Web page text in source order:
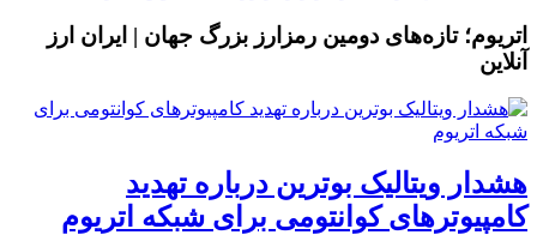
اتریوم؛ تازه‌های دومین رمزارز بزرگ جهان | ایران ارز
آنلاین
هشدار ویتالیک بوترین درباره تهدید
کامپیوترهای کوانتومی برای شبکه اتریوم